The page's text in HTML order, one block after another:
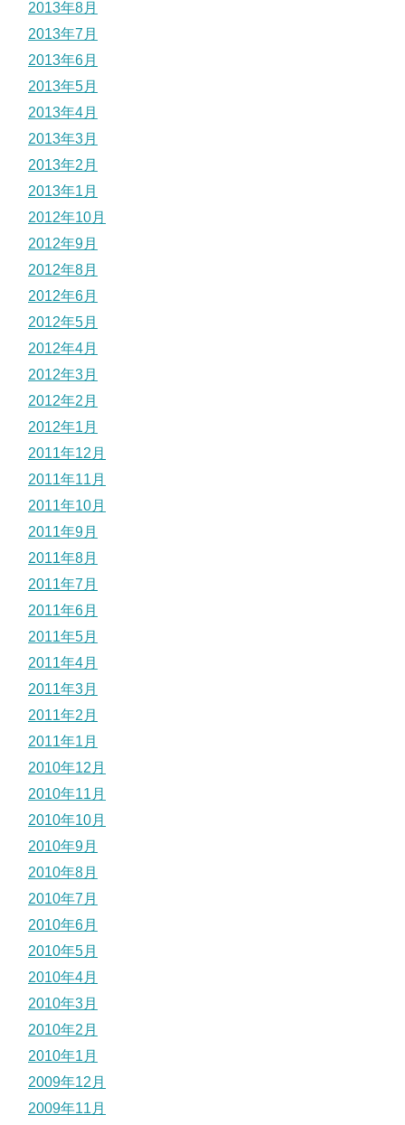
2013年8月
2013年7月
2013年6月
2013年5月
2013年4月
2013年3月
2013年2月
2013年1月
2012年10月
2012年9月
2012年8月
2012年6月
2012年5月
2012年4月
2012年3月
2012年2月
2012年1月
2011年12月
2011年11月
2011年10月
2011年9月
2011年8月
2011年7月
2011年6月
2011年5月
2011年4月
2011年3月
2011年2月
2011年1月
2010年12月
2010年11月
2010年10月
2010年9月
2010年8月
2010年7月
2010年6月
2010年5月
2010年4月
2010年3月
2010年2月
2010年1月
2009年12月
2009年11月